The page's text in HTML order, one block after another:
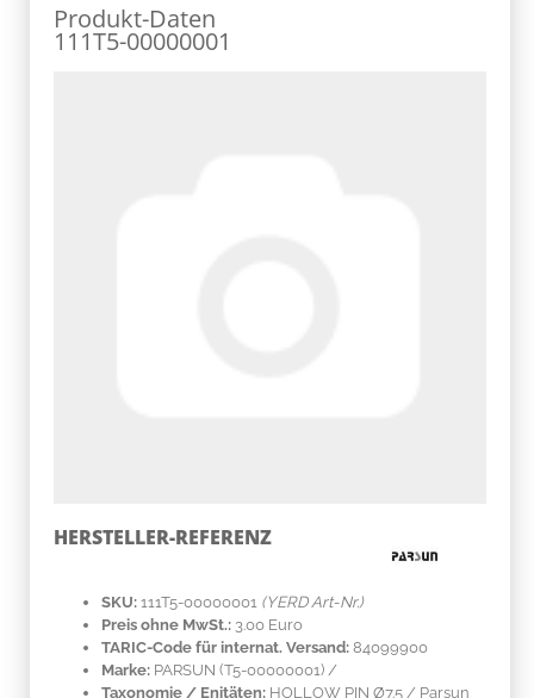
Produkt-Daten
111T5-00000001
HERSTELLER-REFERENZ
SKU: 111T5-00000001 (YERD Art-Nr.)
Preis ohne MwSt.: 3.00 Euro
TARIC-Code für internat. Versand: 84099900
Marke: PARSUN (T5-00000001) /
Taxonomie / Enitäten: HOLLOW PIN Ø7.5 / Parsun